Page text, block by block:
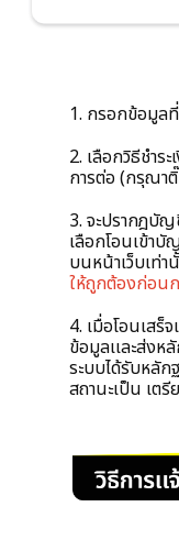
1. กรอกข้อมูล
2. เลือกวิธีชำระ
การต่อ (กรุณา
3. จะปรากฎบั
เลือกโอนเข้า
บนหน้าเว็บเท่า
ให้ถูกต้องก่อนก
4. เมื่อโอนเสร็จ
ข้อมูลเเละส่งห
ระบบได้รับหลัก
สถานะเป็น เต